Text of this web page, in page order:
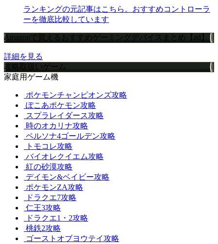
ランキングの元記事はこちら。おすすめコントローラ
ーを徹底比較しています
Amazonで買えるおすすめゲーミングデバイスまとめ【ad】
詳細を見る
攻略取扱いゲーム
家庭用ゲーム機
ポケモンチャンピオンズ攻略
ぽこあポケモン攻略
スプラレイダース攻略
時のオカリナ攻略
ペルソナ4ゴールデン攻略
トモコレ攻略
バイオレクイエム攻略
紅の砂漠攻略
デイモン&ベイビー攻略
ポケモンZA攻略
ドラクエ7攻略
仁王3攻略
ドラクエ1・2攻略
桃鉄2攻略
ゴーストオブヨウテイ攻略